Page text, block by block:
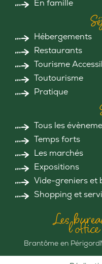
En famille
Hébergements
Restaurants
Tourisme
Toutourisme
Pratique
Tous les
Temps forts
Les marchés
Expositions
Vide-greniers et
Shopping et
Les
Brantôme en Périgord